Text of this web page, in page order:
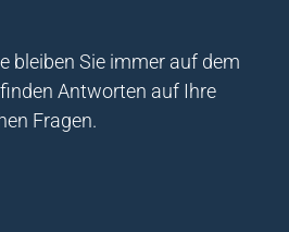
bleiben Sie immer auf dem
Antworten auf Ihre
Fragen.